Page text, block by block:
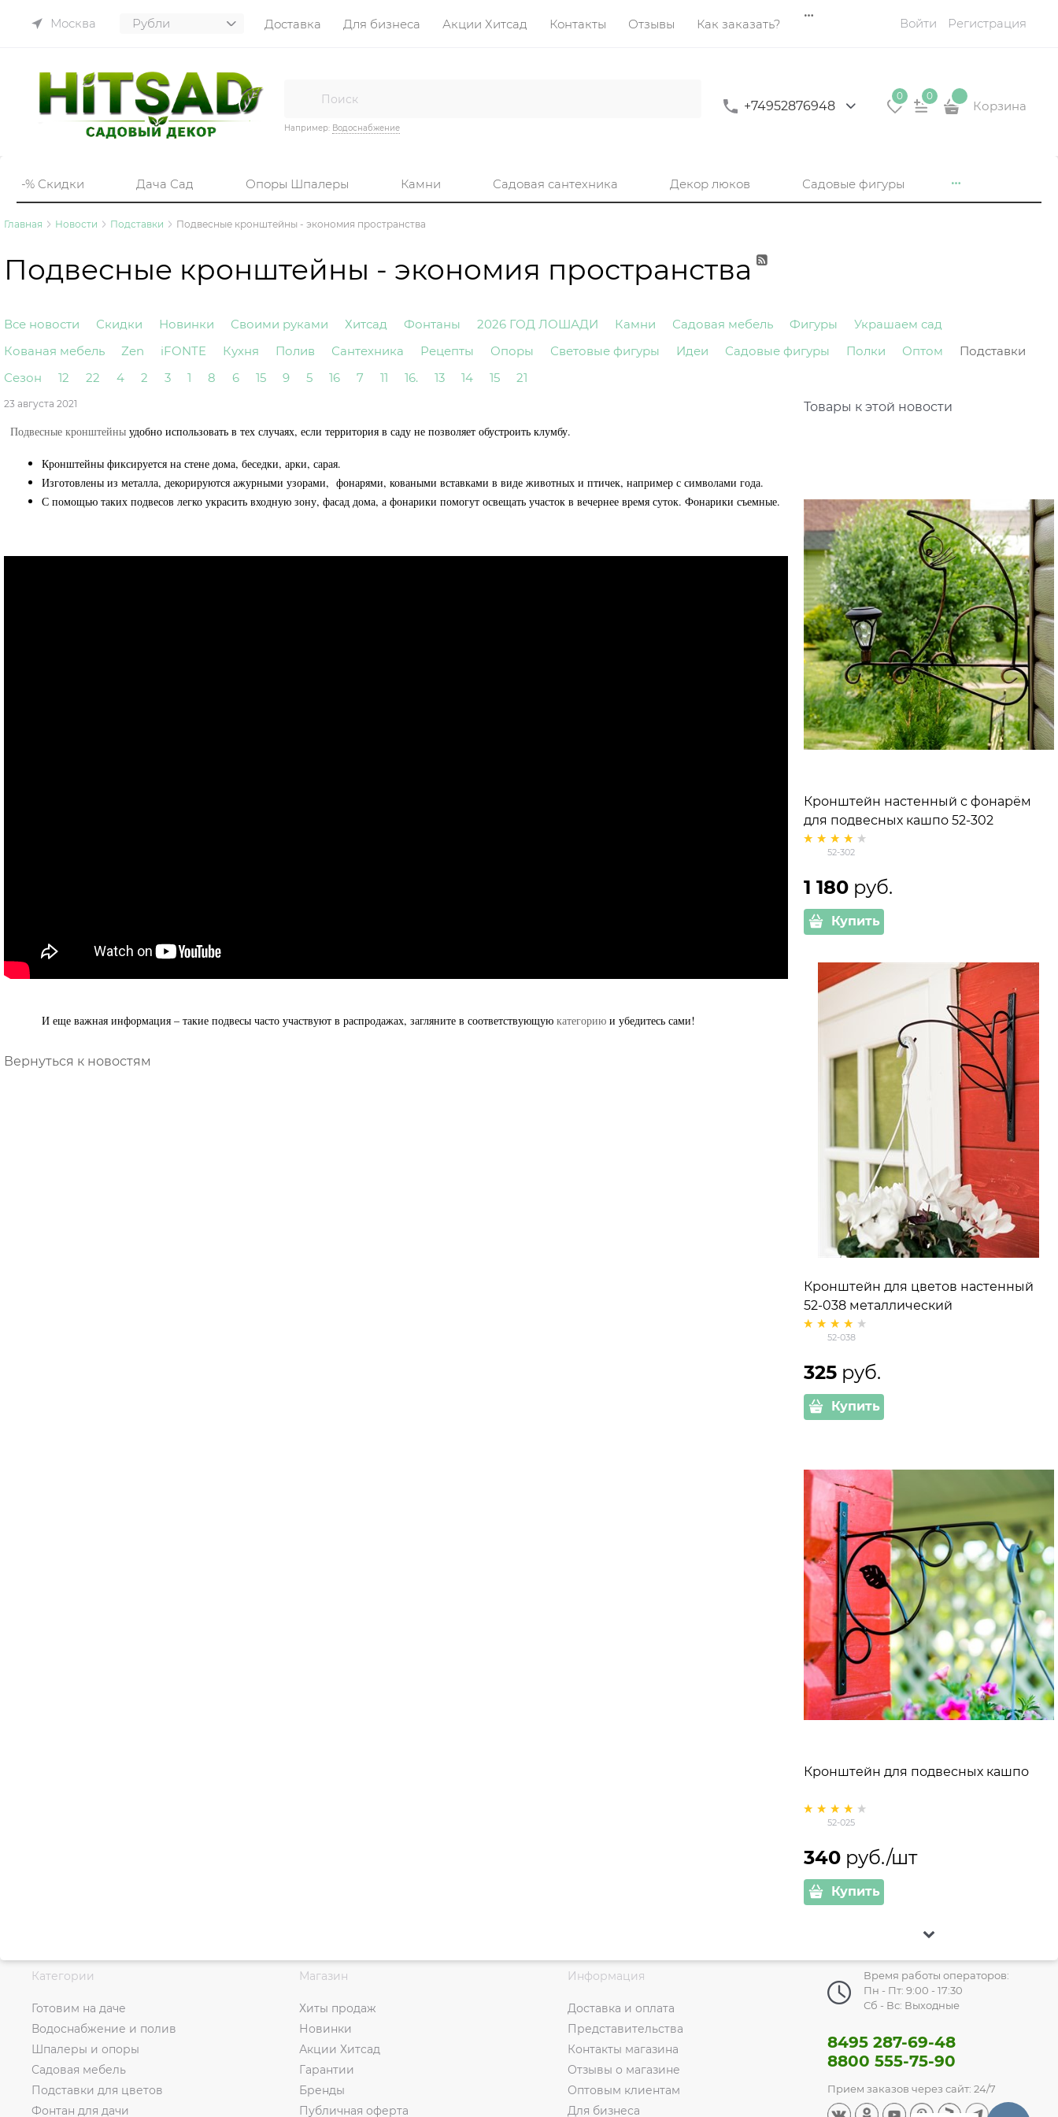
Москва Доставка Для бизнеса Акции Хитсад Контакты Отзывы Как заказать? Войти Регистрация
Например: Водоснабжение
+74952876948
0 0
Корзина
-% Скидки Дача Сад Опоры Шпалеры Камни Садовая сантехника Декор люков Садовые фигуры
Главная Новости Подставки Подвесные кронштейны - экономия пространства
Подвесные кронштейны - экономия пространства
Все новости Скидки Новинки Своими руками Хитсад Фонтаны 2026 ГОД ЛОШАДИ Камни Садовая мебель Фигуры
Украшаем сад
Кованая мебель
Zen iFONTE Кухня Полив Сантехника Рецепты Опоры Световые фигуры Идеи Садовые фигуры Полки Оптом
Подставки
Сезон
12 22 4 2 3 1 8 6 15 9 5 16 7 11 16. 13 14 15 21
23 августа 2021
Подвесные кронштейны удобно использовать в тех случаях, если территория в саду не позволяет обустроить клумбу.
Кронштейны фиксируется на стене дома, беседки, арки, сарая.
Изготовлены из металла, декорируются ажурными узорами, фонарями, коваными вставками в виде животных и птичек, например с символами года.
С помощью таких подвесов легко украсить входную зону, фасад дома, а фонарики помогут освещать участок в вечернее время суток. Фонарики съемные.
И еще важная информация – такие подвесы часто участвуют в распродажах, загляните в соответствующую категорию и убедитесь сами!
Вернуться к новостям
Товары к этой новости
Кронштейн настенный с фонарём
для подвесных кашпо 52-302
металлический
52-302
1 180 руб.
Купить
Кронштейн для цветов настенный
52-038 металлический
52-038
325 руб.
Купить
Кронштейн для подвесных кашпо
52-025
340 руб./шт
Купить
Категории
Готовим на даче
Водоснабжение и полив
Шпалеры и опоры
Садовая мебель
Подставки для цветов
Фонтан для дачи
Магазин
Хиты продаж
Новинки
Акции Хитсад
Гарантии
Бренды
Публичная оферта
Информация
Доставка и оплата
Представительства
Контакты магазина
Отзывы о магазине
Оптовым клиентам
Для бизнеса
Время работы операторов:
Пн - Пт: 9:00 - 17:30
Сб - Вс: Выходные
8495 287-69-48
8800 555-75-90
Прием заказов через сайт: 24/7